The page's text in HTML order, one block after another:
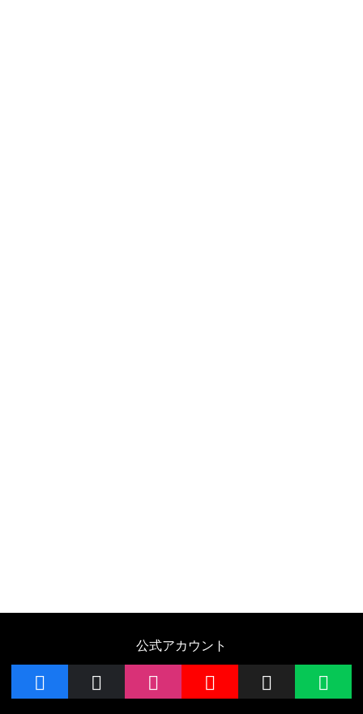
公式アカウント
facebook instagramYouTube Follow